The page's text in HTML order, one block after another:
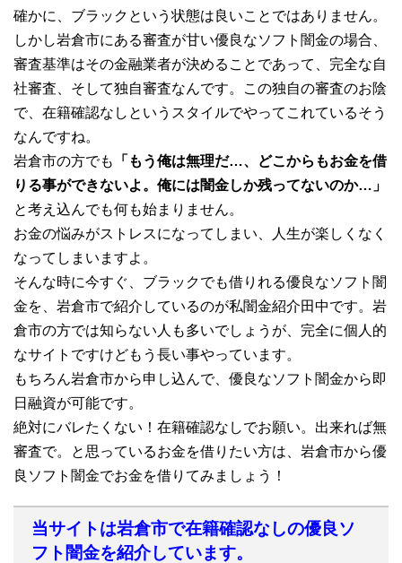
確かに、ブラックという状態は良いことではありません。
しかし岩倉市にある審査が甘い優良なソフト闇金の場合、
審査基準はその金融業者が決めることであって、完全な自
社審査、そして独自審査なんです。この独自の審査のお陰
で、在籍確認なしというスタイルでやってこれているそう
なんですね。
岩倉市の方でも
「もう俺は無理だ…、どこからもお金を借
りる事ができないよ。俺には闇金しか残ってないのか…」
と考え込んでも何も始まりません。
お金の悩みがストレスになってしまい、人生が楽しくなく
なってしまいますよ。
そんな時に今すぐ、ブラックでも借りれる優良なソフト闇
金を、岩倉市で紹介しているのが私闇金紹介田中です。岩
倉市の方では知らない人も多いでしょうが、完全に個人的
なサイトですけどもう長い事やっています。
もちろん岩倉市から申し込んで、優良なソフト闇金から即
日融資が可能です。
絶対にバレたくない！在籍確認なしでお願い。出来れば無
審査で。と思っているお金を借りたい方は、岩倉市から優
良ソフト闇金でお金を借りてみましょう！
当サイトは岩倉市で在籍確認なしの優良ソ
フト闇金を紹介しています。